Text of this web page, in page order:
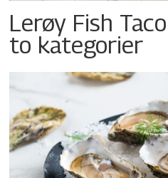
Lerøy Fish
to kategorier